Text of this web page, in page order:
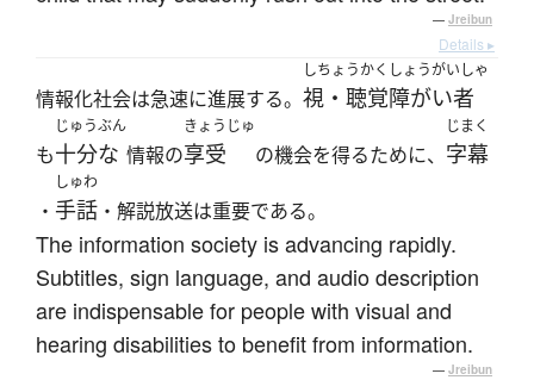
— Jreibun
Details ▸
情報化社会は急速に進展する。
しちょうかくしょうがいしゃ
視・聴覚障がい者
も
じゅうぶん
十分な 情報の
きょうじゅ
享受 の機会を得るために、
じまく
字幕
・
しゅわ
手話 ・解説放送は重要である。
The information society is advancing rapidly.
Subtitles, sign language, and audio description
are indispensable for people with visual and
hearing disabilities to benefit from information.
— Jreibun